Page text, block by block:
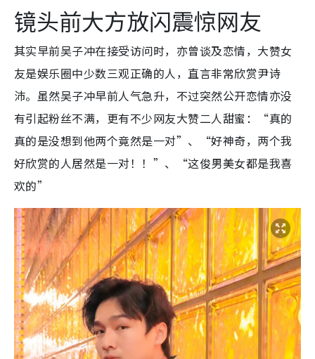
镜头前大方放闪震惊网友
其实早前吴子冲在接受访问时，亦曾谈及恋情，大赞女
友是娱乐圈中少数三观正确的人，直言非常欣赏尹诗
沛。虽然吴子冲早前人气急升，不过突然公开恋情亦没
有引起粉丝不满，更有不少网友大赞二人甜蜜：“真的
真的是没想到他两个竟然是一对”、“好神奇，两个我
好欣赏的人居然是一对！！”、“这俊男美女都是我喜
欢的”